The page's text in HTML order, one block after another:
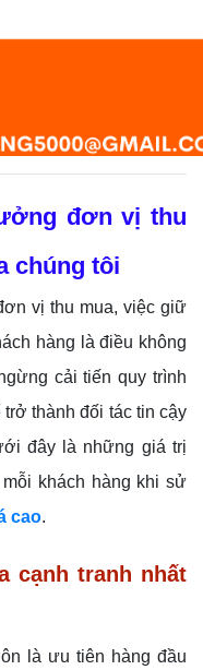
đơn vị thu
chúng tôi
vị thu mua, việc giữ
hàng là điều không
cải tiến quy trình
thành đối tác tin cậy
đây là những giá trị
khách hàng khi sử
cao.
cạnh tranh nhất
là ưu tiên hàng đầu